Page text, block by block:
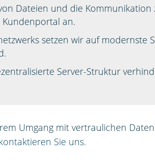
Dateien und die
an.
setzen wir auf modernste
Server-Struktur
Umgang mit vertraulichen
Sie uns.